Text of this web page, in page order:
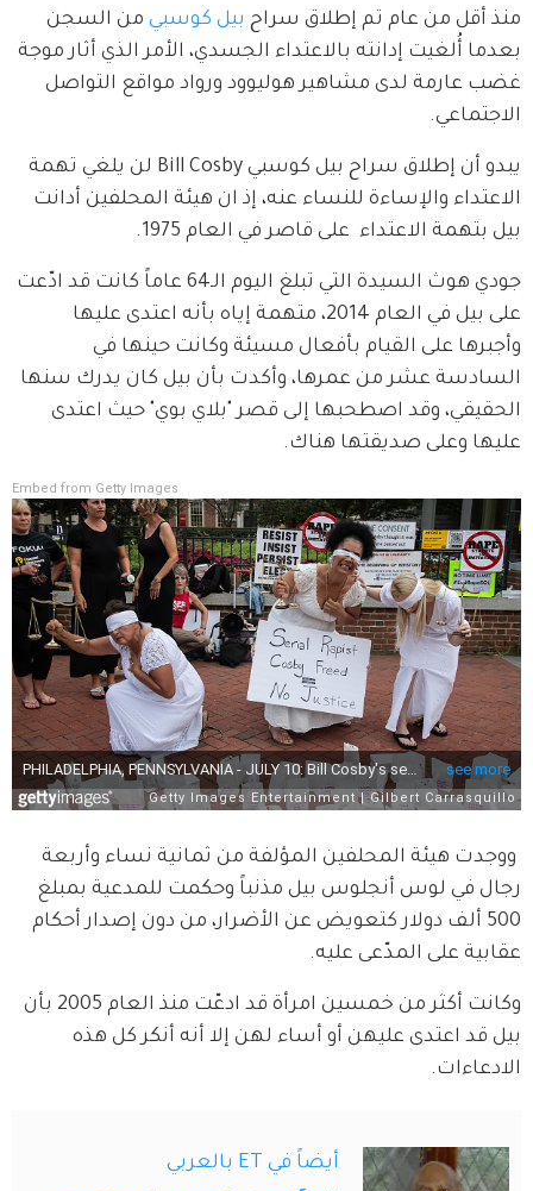
منذ أقل من عام تم إطلاق سراح بيل كوسبي من السجن
بعدما أُلغيت إدانته بالاعتداء الجسدي، الأمر الذي أثار موجة
غضب عارمة لدى مشاهير هوليوود ورواد مواقع التواصل
الاجتماعي.
يبدو أن إطلاق سراح بيل كوسبي Bill Cosby لن يلغي تهمة
الاعتداء والإساءة للنساء عنه، إذ ان هيئة المحلفين أدانت
بيل بتهمة الاعتداء  على قاصر في العام 1975.
جودي هوث السيدة التي تبلغ اليوم الـ64 عاماً كانت قد ادّعت
على بيل في العام 2014، متهمة إياه بأنه اعتدى عليها
وأجبرها على القيام بأفعال مسيئة وكانت حينها في
السادسة عشر من عمرها، وأكدت بأن بيل كان يدرك سنها
الحقيقي، وقد اصطحبها إلى قصر "بلاي بوي" حيث اعتدى
عليها وعلى صديقتها هناك.
Embed from Getty Images
ووجدت هيئة المحلفين المؤلفة من ثمانية نساء وأربعة
رجال في لوس أنجلوس بيل مذنباً وحكمت للمدعية بمبلغ
500 ألف دولار كتعويض عن الأضرار، من دون إصدار أحكام
عقابية على المدّعى عليه.
وكانت أكثر من خمسين امرأة قد ادعّت منذ العام 2005 بأن
بيل قد اعتدى عليهن أو أساء لهن إلا أنه أنكر كل هذه
الادعاءات.
أيضاً في ET بالعربي